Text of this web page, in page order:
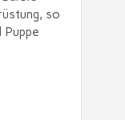
so
Puppe